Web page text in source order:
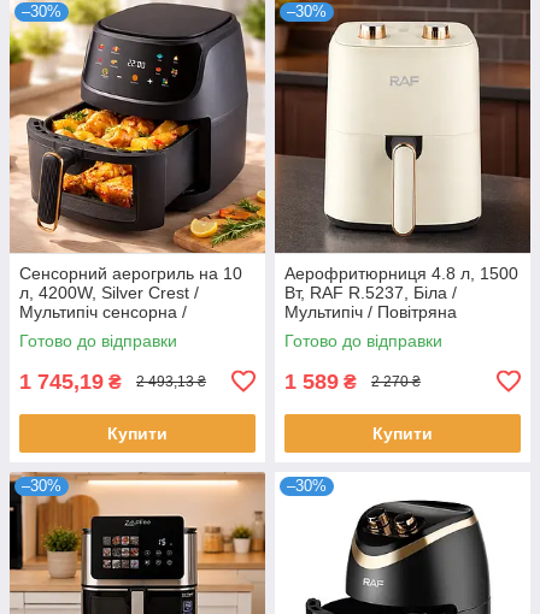
–30%
Сенсорний аерогриль на 10
л, 4200W, Silver Crest /
Мультипіч сенсорна /
Аерофритюрниця /
Фритюрниця без олії
Готово до відправки
1 745,19 ₴ 2 493,13 ₴
Купити
–30%
Аерофритюрниця 4.8 л, 1500
Вт, RAF R.5237, Біла /
Мультипіч / Повітряна
фритюрниця / Аерогриль /
Фритюрниця безмасляна
Готово до відправки
1 589 ₴ 2 270 ₴
Купити
–30% –30%